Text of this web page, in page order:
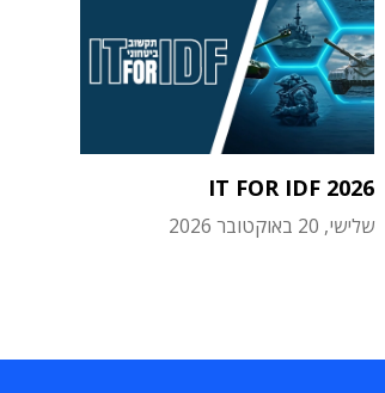
IT FOR IDF 2026
שלישי, 20 באוקטובר 2026